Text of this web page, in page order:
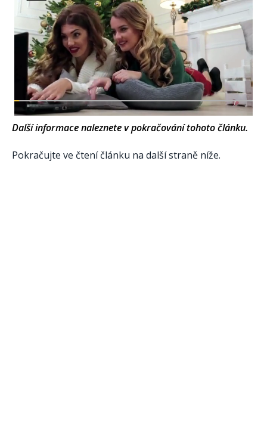
Další informace naleznete v pokračování tohoto článku.
Pokračujte ve čtení článku na další straně níže.